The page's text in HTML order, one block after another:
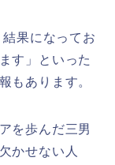
果になってお
す」といった
もあります。
を歩んだ三男
かせない人